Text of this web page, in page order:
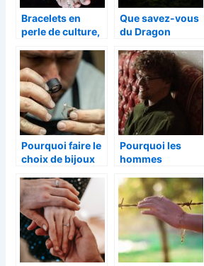
Bracelets en
perle de culture,
incontournables
Que savez-vous
du Dragon
Pourquoi faire le
choix de bijoux
Pourquoi les
hommes
plus en plus de
boucles d’oreilles
?